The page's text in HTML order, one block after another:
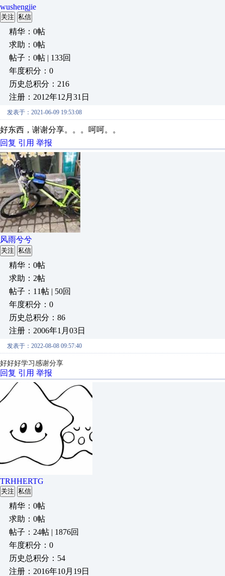
wushengjie
关注 私信
精华：0帖
求助：0帖
帖子：0帖 | 133回
年度积分：0
历史总积分：216
注册：2012年12月31日
发表于：2021-06-09 19:53:08
好东西，谢谢分享。。。呵呵。。
回复 引用 举报
风雨兮兮
关注 私信
精华：0帖
求助：2帖
帖子：11帖 | 50回
年度积分：0
历史总积分：86
注册：2006年1月03日
发表于：2022-08-08 09:57:40
好好好学习感谢分享
回复 引用 举报
TRHHERTG
关注 私信
精华：0帖
求助：0帖
帖子：24帖 | 1876回
年度积分：0
历史总积分：54
注册：2016年10月19日